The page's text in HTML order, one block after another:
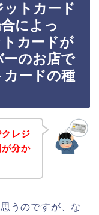
トカード
によっ
カードが
のお店で
ードの種
レジ
分か
うのですが、な